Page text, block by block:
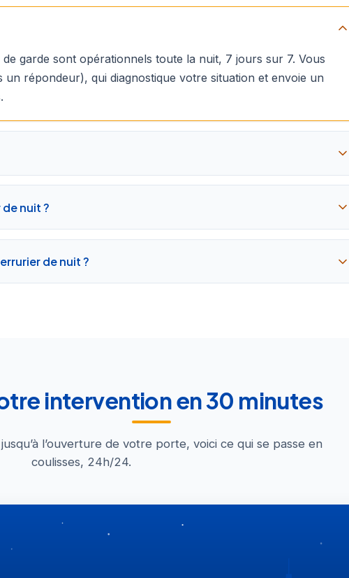
garde sont opérationnels toute la nuit, 7 jours sur 7. Vous
répondeur), qui diagnostique votre situation et envoie un
nuit ?
de nuit ?
intervention en 30 minutes
l’ouverture de votre porte, voici ce qui se passe en
coulisses, 24h/24.